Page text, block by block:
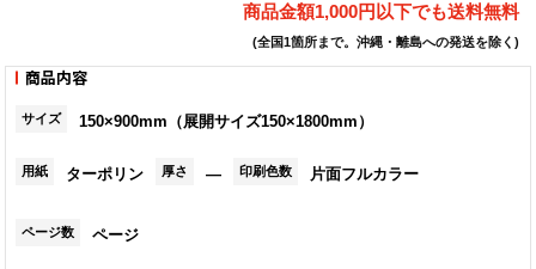
商品金額1,000円以下でも送料無料
(全国1箇所まで。沖縄・離島への発送を除く)
商品内容
サイズ 150×900mm（展開サイズ150×1800mm）
用紙 ターポリン 厚さ ― 印刷色数 片面フルカラー
ページ数 ページ
必勝タスキ印刷は現在お取り扱いを停止しています